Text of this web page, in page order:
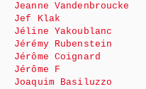
Jeanne Vandenbroucke
Jef Klak
Jéline Yakoublanc
Jérémy Rubenstein
Jérôme Coignard
Jérôme F
Joaquim Basiluzzo